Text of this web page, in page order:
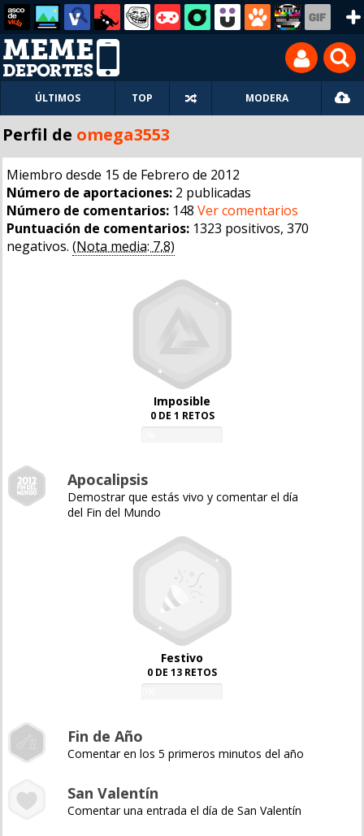
ÚLTIMOS TOP MODERA
Perfil de omega3553
Miembro desde 15 de Febrero de 2012
Número de aportaciones: 2 publicadas
Número de comentarios: 148 Ver comentarios
Puntuación de comentarios: 1323 positivos, 370
negativos. (Nota media: 7,8)
Imposible
0 DE 1 RETOS
Apocalipsis
Demostrar que estás vivo y comentar el día
del Fin del Mundo
Festivo
0 DE 13 RETOS
Fin de Año
Comentar en los 5 primeros minutos del año
San Valentín
Comentar una entrada el día de San Valentín